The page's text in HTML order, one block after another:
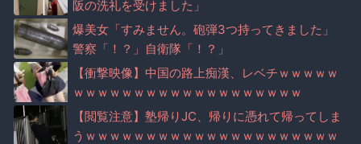
阪の洗礼を受けました」
爆美女「すみません。砲弾3つ持ってきました」
警察「！？」自衛隊「！？」
【衝撃映像】中国の路上痴漢、レベチｗｗｗｗｗ
ｗｗｗｗｗｗｗｗｗｗｗｗｗｗｗｗｗｗｗ
【閲覧注意】塾帰りJC、帰りに憑れて帰ってしま
うｗｗｗｗｗｗｗｗｗｗｗｗｗｗｗｗｗｗｗｗｗ